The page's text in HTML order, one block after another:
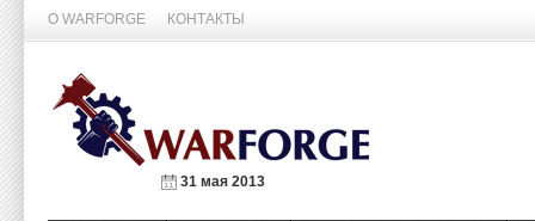
О WARFORGE КОНТАКТЫ
31 мая 2013